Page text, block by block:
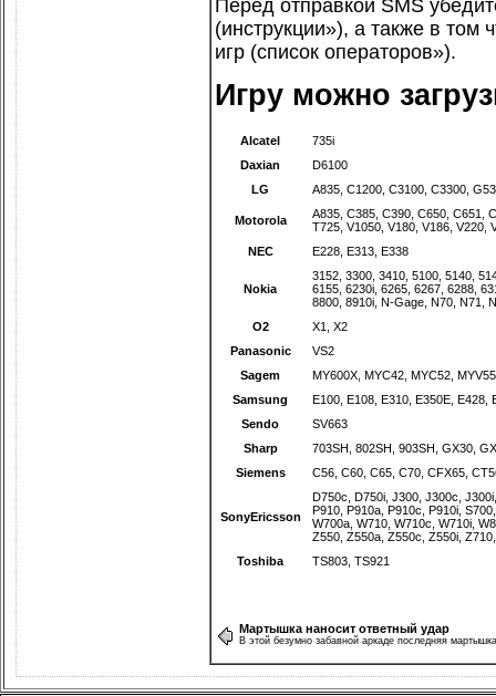
Перед отправкой SMS
(инструкции»), а также в том
игр (список операторов»).
Игру можно
Alcatel
735i
Daxian
D6100
LG
A835 C1200 C3100 C3300
Motorola A835 C385 C390 C650 C651
T725 V1050 V180 V186 V220
NEC
E228 E313 E338
Nokia
3152 3300 3410 5100 5140
6155 6230i 6265 6267 6288
8800 8910i N-Gage N70 N71
O2
X1
X2
Panasonic
VS2
Sagem
MY600X MYC42 MYC52 MYV55
Samsung
E100 E108 E310 E350E E428
Sendo
SV663
Sharp
703SH 802SH 903SH GX30
Siemens
C56 C60 C65 C70 CFX65
SonyEricsson
D750c D750i J300 J300c J300i
P910 P910a P910c P910i S700
W700a W710 W710c W710i
Z550 Z550a Z550c Z550i Z710
Toshiba
TS803 TS921
Мартышка наносит ответный удар
В этой безумно забавной аркаде последняя